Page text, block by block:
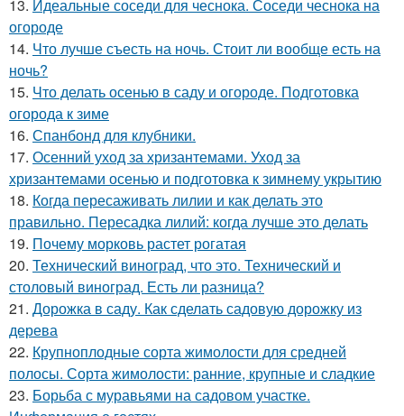
13. Идеальные соседи для чеснока. Соседи чеснока на
огороде
14. Что лучше съесть на ночь. Стоит ли вообще есть на
ночь?
15. Что делать осенью в саду и огороде. Подготовка
огорода к зиме
16. Спанбонд для клубники.
17. Осенний уход за хризантемами. Уход за
хризантемами осенью и подготовка к зимнему укрытию
18. Когда пересаживать лилии и как делать это
правильно. Пересадка лилий: когда лучше это делать
19. Почему морковь растет рогатая
20. Технический виноград, что это. Технический и
столовый виноград. Есть ли разница?
21. Дорожка в саду. Как сделать садовую дорожку из
дерева
22. Крупноплодные сорта жимолости для средней
полосы. Сорта жимолости: ранние, крупные и сладкие
23. Борьба с муравьями на садовом участке.